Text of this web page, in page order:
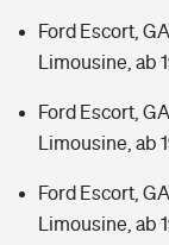
Ford Escort,
Limousine, ab
Ford Escort,
Limousine, ab
Ford Escort,
Limousine, ab